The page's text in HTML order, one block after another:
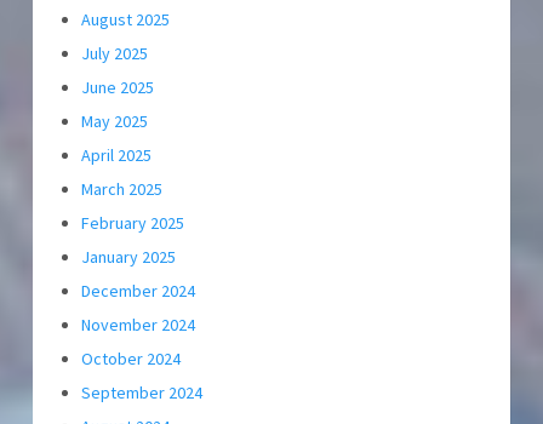
August 2025
July 2025
June 2025
May 2025
April 2025
March 2025
February 2025
January 2025
December 2024
November 2024
October 2024
September 2024